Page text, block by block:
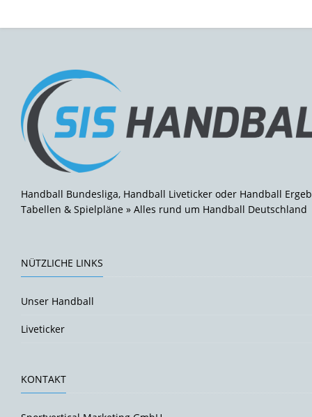
Handball Bundesliga, Handball Liveticker oder Handball
Tabellen & Spielpläne » Alles rund um Handball Deutschland
NÜTZLICHE LINKS
Unser Handball
Liveticker
KONTAKT